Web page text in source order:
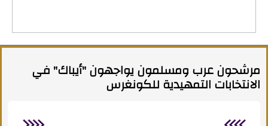
مرشحون عرب ومسلمون يواجهون "أيباك" في
الانتخابات التمهيدية للكونغرس